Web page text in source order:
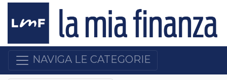
NAVIGA LE CATEGORIE